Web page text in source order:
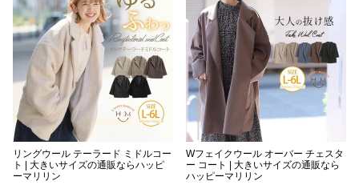
リングウール テーラード ミドルコー
ト | 大きいサイズの通販ならハッピ
ーマリリン
Wフェイクウール オーバー チェスタ
ー コート | 大きいサイズの通販なら
ハッピーマリリン